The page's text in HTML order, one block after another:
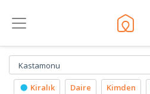
Kastamonu
Kiralık Daire Kimden